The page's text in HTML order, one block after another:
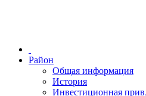
Район
Общая информация
История
Инвестиционная